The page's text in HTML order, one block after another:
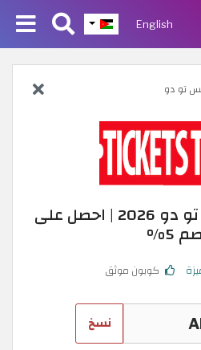
English
تو دو
كود خصم تيكتس تو دو 2026 | احصل على
5%
كوبون موثق
نسخ